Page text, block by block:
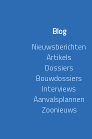
Blog
Nieuwsberichten
Artikels
Dossiers
Bouwdossiers
Interviews
Aanvalsplannen
Zoonieuws